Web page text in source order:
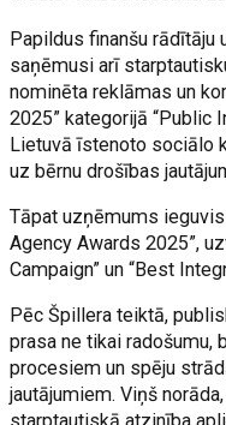
Papildus finanšu rādītāju
saņēmusi arī
nominēta reklāmas un
2025” kategorijā “Public
Lietuvā īstenoto sociālo
uz bērnu drošības
Tāpat uzņēmums
Agency Awards 2025”,
Campaign” un “Best
Pēc Špillera teiktā,
prasa ne tikai radošumu,
procesiem un spēju
jautājumiem. Viņš